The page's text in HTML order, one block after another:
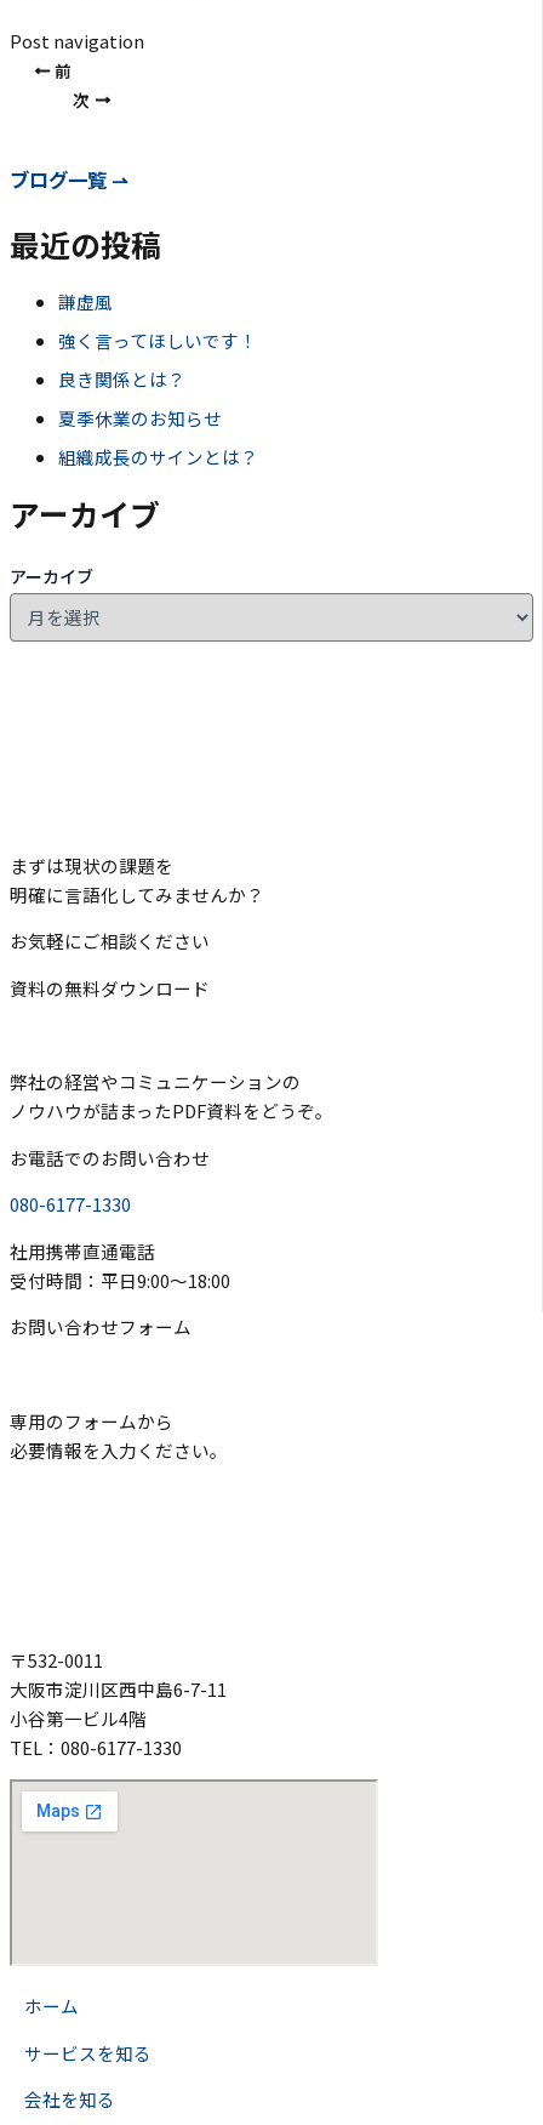
Post navigation
前
次
ブログ一覧 ⇀
最近の投稿
謙虚風
強く言ってほしいです！
良き関係とは？
夏季休業のお知らせ
組織成長のサインとは？
アーカイブ
アーカイブ
まずは現状の課題を
明確に言語化してみませんか？
お気軽にご相談ください
資料の無料ダウンロード
弊社の経営やコミュニケーションの
ノウハウが詰まったPDF資料をどうぞ。
お電話でのお問い合わせ
080-6177-1330
社用携帯直通電話
受付時間：平日9:00〜18:00
お問い合わせフォーム
専用のフォームから
必要情報を入力ください。
〒532-0011
大阪市淀川区西中島6-7-11
小谷第一ビル4階
TEL：080-6177-1330
ホーム
サービスを知る
会社を知る